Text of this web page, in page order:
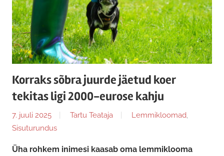
Korraks sõbra juurde jäetud koer
tekitas ligi 2000-eurose kahju
7. juuli 2025 Tartu Teataja Lemmikloomad
Sisuturundus
Üha rohkem inimesi kaasab oma lemmiklooma